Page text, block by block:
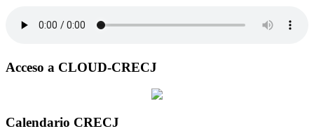
Acceso a CLOUD-CRECJ
Calendario CRECJ